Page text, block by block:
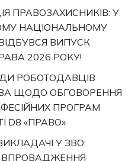
ПРАВОЗАХИСНИКІВ: У
НАЦІОНАЛЬНОМУ
ВИПУСК
2026 РОКУ!
РОБОТОДАВЦІВ
ЩОДО ОБГОВОРЕННЯ
ПРОГРАМ
D8 «ПРАВО»
У ЗВО:
ВПРОВАДЖЕННЯ